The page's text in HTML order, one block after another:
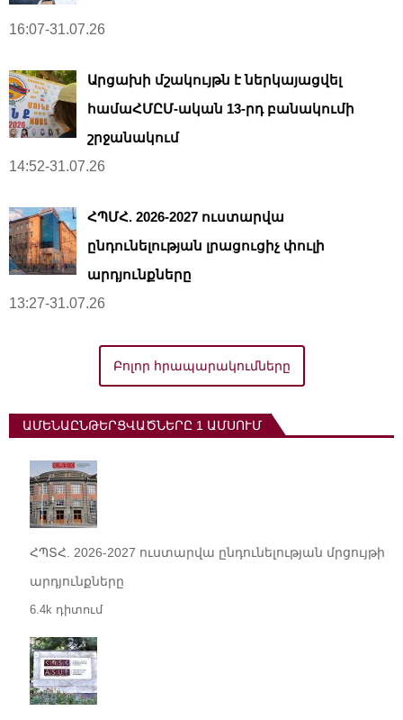
16:07-31.07.26
Արցախի մշակույթն է ներկայացվել
համաՀՄԸՄ-ական 13-րդ բանակումի
շրջանակում
14:52-31.07.26
ՀՊՄՀ. 2026-2027 ուստարվա
ընդունելության լրացուցիչ փուլի
արդյունքները
13:27-31.07.26
Բոլոր հրապարակումները
ԱՄԵՆԱԸՆԹԵՐՑՎԱԾՆԵՐԸ 1 ԱՄՍՈՒՄ
ՀՊՏՀ. 2026-2027 ուստարվա ընդունելության մրցույթի
արդյունքները
6.4k դիտում